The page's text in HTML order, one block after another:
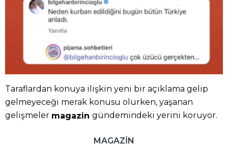
Taraflardan konuya ilişkin yeni bir açıklama gelip
gelmeyeceği merak konusu olurken, yaşanan
gelişmeler magazin gündemindeki yerini koruyor.
MAGAZİN